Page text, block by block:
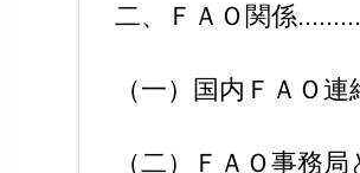
二、ＦＡＯ関係
（一）国内ＦＡＯ
（二）ＦＡＯ事務